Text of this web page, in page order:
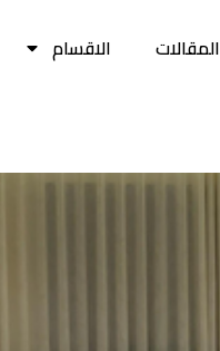
المقالات الاقسام